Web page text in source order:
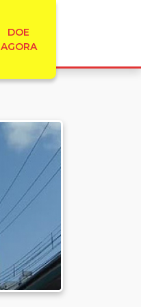
DOE
AGORA